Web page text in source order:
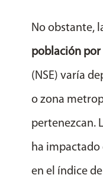
No obstante,
población
(NSE) varía
o zona
pertenezcan.
ha
en el índice